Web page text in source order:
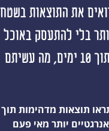
את התוצאות
בלי להתעסק באוכל
כל היום, קבלו תוצאה ראשונה תוך 10 ימים, מה עשיתם
תוצאות מדהימות תוך